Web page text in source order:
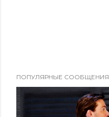
ПОПУЛЯРНЫЕ СООБЩЕНИЯ